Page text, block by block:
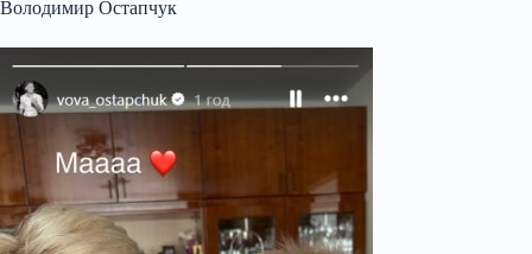
Володимир Остапчук